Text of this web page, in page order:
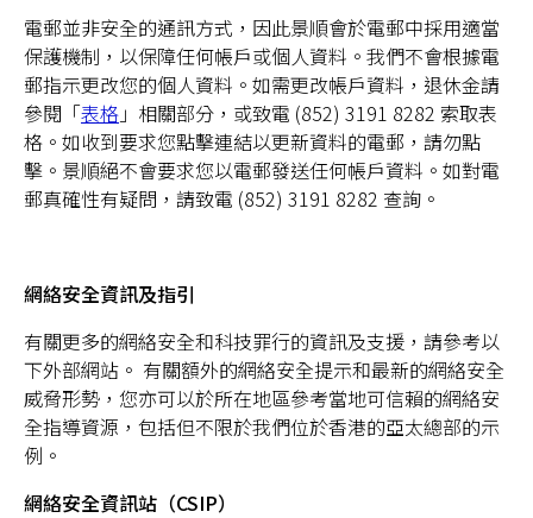
電郵並非安全的通訊方式，因此景順會於電郵中採用適當
保護機制，以保障任何帳戶或個人資料。我們不會根據電
郵指示更改您的個人資料。如需更改帳戶資料，退休金請
參閱「表格 」相關部分，或致電 (852) 3191 8282 索取表
格。如收到要求您點擊連結以更新資料的電郵，請勿點
擊。景順絕不會要求您以電郵發送任何帳戶資料。如對電
郵真確性有疑問，請致電 (852) 3191 8282 查詢。
網絡安全資訊及指引
有關更多的網絡安全和科技罪行的資訊及支援，請參考以
下外部網站。 有關額外的網絡安全提示和最新的網絡安全
威脅形勢，您亦可以於所在地區參考當地可信賴的網絡安
全指導資源，包括但不限於我們位於香港的亞太總部的示
例。
網絡安全資訊站（CSIP）